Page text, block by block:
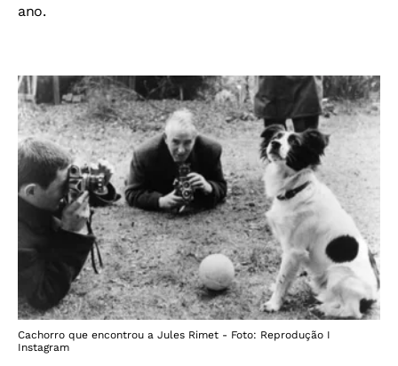
ano.
Cachorro que encontrou a Jules Rimet - Foto: Reprodução I
Instagram